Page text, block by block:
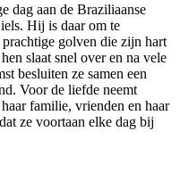
dag aan de Braziliaanse
Hij is daar om te
golven die zijn hart
slaat snel over en na vele
besluiten ze samen een
Voor de liefde neemt
familie, vrienden en haar
ze voortaan elke dag bij